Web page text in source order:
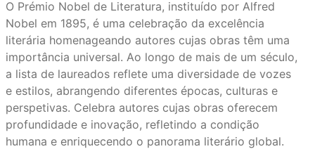
O Prémio Nobel de Literatura, instituído por Alfred
Nobel em 1895, é uma celebração da excelência
literária homenageando autores cujas obras têm uma
importância universal. Ao longo de mais de um século,
a lista de laureados reflete uma diversidade de vozes
e estilos, abrangendo diferentes épocas, culturas e
perspetivas. Celebra autores cujas obras oferecem
profundidade e inovação, refletindo a condição
humana e enriquecendo o panorama literário global.